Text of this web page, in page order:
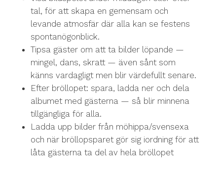
tal, för att skapa en gemensam och
levande atmosfär där alla kan se festens
spontanögonblick.
Tipsa gäster om att ta bilder löpande —
mingel, dans, skratt — även sånt som
känns vardagligt men blir värdefullt senare.
Efter bröllopet: spara, ladda ner och dela
albumet med gästerna — så blir minnena
tillgängliga för alla.
Ladda upp bilder från möhippa/svensexa
och när bröllopsparet gör sig iordning för att
låta gästerna ta del av hela bröllopet